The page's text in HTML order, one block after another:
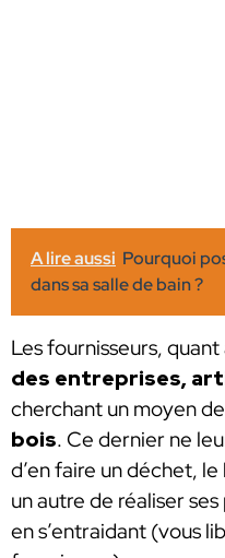
A lire aussi Pourquoi
dans sa salle de bain ?
Les fournisseurs,
des entreprises,
cherchant un moyen
bois. Ce dernier ne
d’en faire un déchet,
un autre de réaliser
en s’entraidant (vous